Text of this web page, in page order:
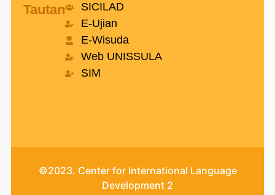
Tautan
SICILAD
E-Ujian
E-Wisuda
Web UNISSULA
SIM
©2023. Center for International Language
Development 2